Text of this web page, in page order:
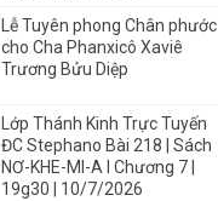
Lễ Tuyên phong Chân phước
cho Cha Phanxicô Xaviê
Trương Bửu Diệp
Lớp Thánh Kinh Trực Tuyến
ĐC Stephano Bài 218 | Sách
NƠ-KHE-MI-A I Chương 7 |
19g30 | 10/7/2026